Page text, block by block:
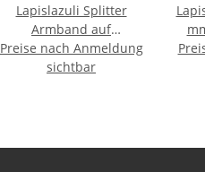
Lapislazuli Splitter
Armband auf
Stretchband ca. 5 - 8
mm, 19 - 20 cm lang
Preise nach Anmeldung
sichtbar